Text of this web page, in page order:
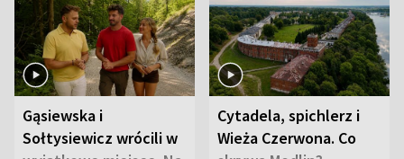
Gąsiewska i
Sołtysiewicz wrócili w
Cytadela, spichlerz i
Wieża Czerwona. Co